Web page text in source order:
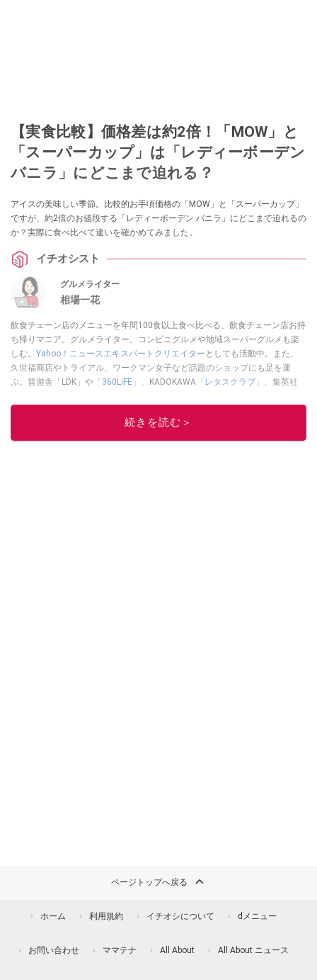
【実食比較】価格差は約2倍！「MOW」と
「スーパーカップ」は「レディーボーデン
バニラ」にどこまで迫れる？
アイスの美味しい季節。比較的お手頃価格の「MOW」と「スーパーカップ」
ですが、約2倍のお値段する「レディーボーデン バニラ」にどこまで迫れるの
か？実際に食べ比べて違いを確かめてみました。
イチオシスト
グルメライター
相場一花
飲食チェーン店のメニューを年間100食以上食べ比べる、飲食チェーン店お持
ち帰りマニア。グルメライター。コンビニグルメや地域スーパーグルメも楽
しむ。 Yahoo！ニュースエキスパートクリエイター としても活動中。また、
久世福商店やトライアル、ワークマン女子など話題のショップにも足を運
ぶ。晋遊舎「LDK」や 「360LiFE」 、KADOKAWA 「レタスクラブ」
、集英社
ルメライター、食の専門家として出演実績あり。
続きを読む＞
ページトップへ戻る
ホーム 利用規約 イチオシについて dメニュー
お問い合わせ ママテナ All About All About ニュース